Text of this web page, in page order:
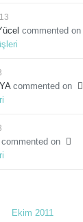
commented on
commented on
on
Ekim 2011